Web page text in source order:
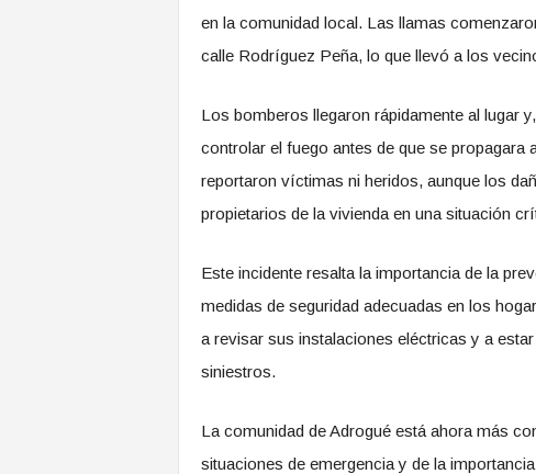
en la comunidad local. Las llamas
calle Rodríguez Peña, lo que llevó a los
Los bomberos llegaron rápidamente al lugar
controlar el fuego antes de que se propagara
reportaron víctimas ni heridos, aunque los
propietarios de la vivienda en una situación
Este incidente resalta la importancia de la
medidas de seguridad adecuadas en los
a revisar sus instalaciones eléctricas y a
siniestros.
La comunidad de Adrogué está ahora más
situaciones de emergencia y de la